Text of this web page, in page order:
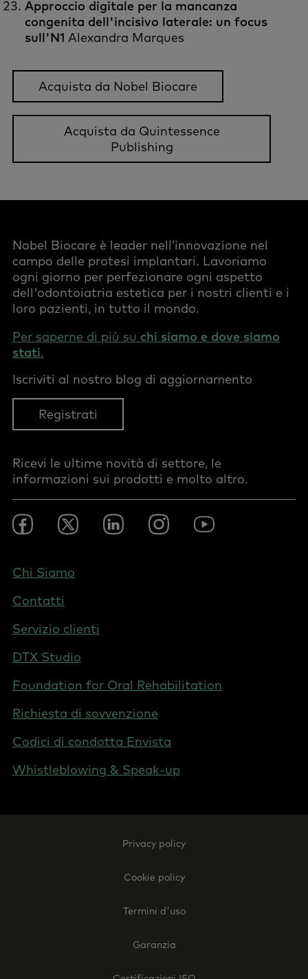
Approccio digitale per la mancanza
congenita dell'incisivo laterale: un focus
sull'N1 Alexandra Marques
Acquista da Nobel Biocare
Acquista da Quintessence
Publishing
Nobel Biocare è leader nell’innovazione nel
campo delle protesi implantari. Lavoriamo
ogni giorno per perfezionare ogni aspetto
dell'odontoiatria estetica per i nostri clienti e i
loro pazienti, in tutto il mondo.
Per saperne di più su chi siamo e dove siamo
stati.
Iscriviti al nostro blog di aggiornamento
Registrati
Ricevi le ultime novità di settore, le
informazioni sui prodotti e molto altro.
Footer
Social
Italy
FacebookTwitter LinkedInInstagramYouTube
Footer
Italy
Chi Siamo
Contatti
Servizio clienti
DTX Studio
Foundation for Oral Rehabilitation
Richiesta di sovvenzione
Codici di condotta Envista
Whistleblowing & Speak-up
Privacy policy
Cookie policy
Termini d'uso
Garanzia